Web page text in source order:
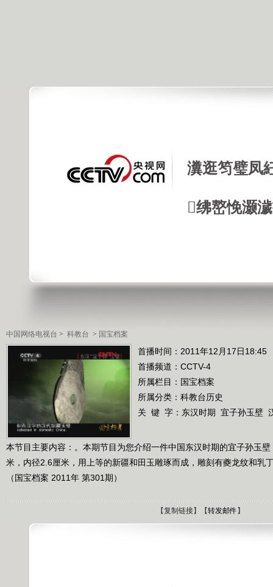
瀵逛笉璧凤
绋嶅悗灏
中国网络电视台 > 科教台 > 国宝档案
首播时间：2011年12月17日18:45
首播频道： CCTV-4
所属栏目： 国宝档案
所属分类：科教台历史
关 键 字： 东汉时期 宜子孙玉壁
本节目主要内容：。本期节目为您介绍一件中国东汉时期的宜子孙玉
米，内径2.6厘米，用上等的新疆和田玉雕琢而成，雕刻有夔龙纹和乳
（国宝档案 2011年 第301期）
【复制链接】【转发邮件 】